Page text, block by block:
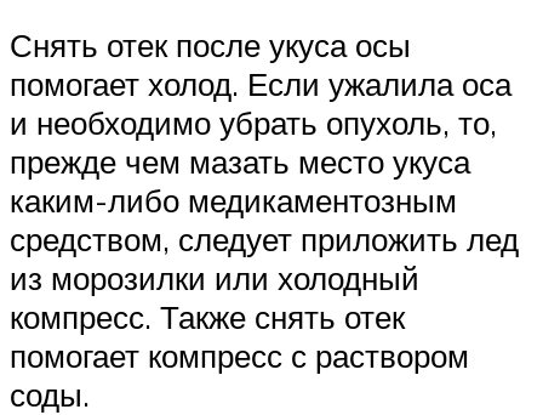
Снять отек после укуса осы
помогает холод. Если ужалила оса
и необходимо убрать опухоль, то,
прежде чем мазать место укуса
каким-либо медикаментозным
средством, следует приложить лед
из морозилки или холодный
компресс. Также снять отек
помогает компресс с раствором
соды.